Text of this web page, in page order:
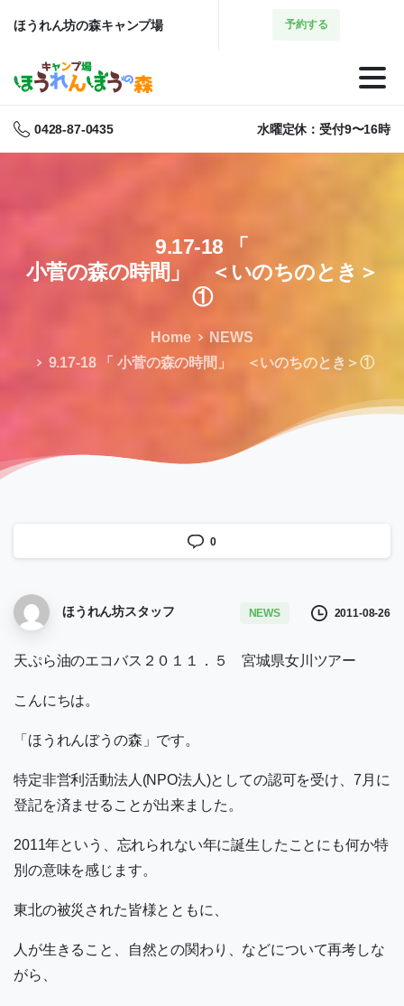
ほうれん坊の森キャンプ場 予約する
0428-87-0435 水曜定休：受付9〜16時
9.17-18
「
小菅の森の時間」 ＜いのちのとき＞
①
Home
NEWS
9.17-18 「 小菅の森の時間」 ＜いのちのとき＞①
0
ほうれん坊スタッフ NEWS 2011-08-26
天ぷら油のエコバス ２０１１．５ 宮城県女川ツアー
こんにちは。
「ほうれんぼうの森」です。
特定非営利活動法人(NPO法人)としての認可を受け、7月に
登記を済ませることが出来ました。
2011年という、忘れられない年に誕生したことにも何か特
別の意味を感じます。
東北の被災された皆様とともに、
人が生きること、自然との関わり、などについて再考しな
がら、